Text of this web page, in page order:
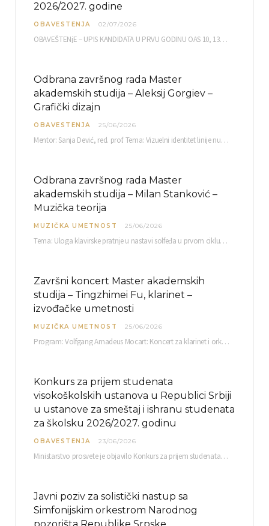
2026/2027. godine
OBAVESTENJA 02/07/2026
OBAVEŠTENjE – UPIS KANDIDATA U PRVU GODINU OAS 10, 13, 14, 15. i…
Odbrana završnog rada Master
akademskih studija – Aleksij Gorgiev –
Grafički dizajn
OBAVESTENJA 25/06/2026
Mentor: Sanja Dević, red. prof. Tema: Vizuelni identitet linije nutricionističkih proizvoda Vita+: Od ambalaže do multimedijalne komunikacije Petak, 03. 07.…
Odbrana završnog rada Master
akademskih studija – Milan Stanković –
Muzička teorija
MUZIČKA UMETNOST 25/06/2026
Tema: Uloga klavirske pratnje u nastavi solfeđa u prvom ciklusu osnovne muzičke škole Mentor…
Završni koncert Master akademskih
studija – Tingzhimei Fu, klarinet –
izvođačke umetnosti
MUZIČKA UMETNOST 25/06/2026
Program: Volfgang Amadeus Mocart: Koncert za klarinet i orkestar, A-dur Mentor Miloš Mijatović, redovni profesor…
Konkurs za prijem studenata
visokoškolskih ustanova u Republici Srbiji
u ustanove za smeštaj i ishranu studenata
za školsku 2026/2027. godinu
OBAVESTENJA 23/06/2026
Ministarstvo prosvete je objavilo Konkurs za prijem studenata visokoškolskih ustanova u Republici Srbiji u ustanove…
Javni poziv za solistički nastup sa
Simfonijskim orkestrom Narodnog